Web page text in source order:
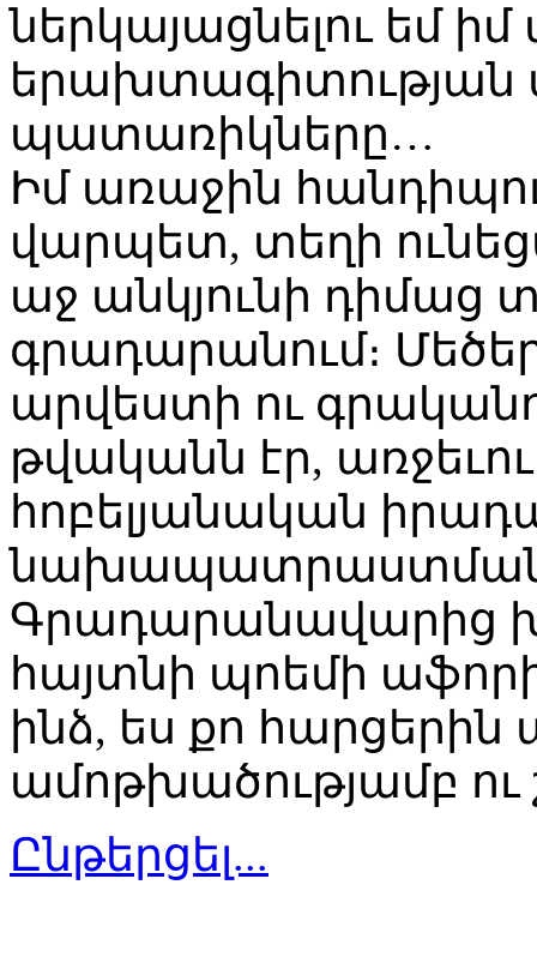
ներկայացնելու եմ
երախտագիտության
պատառիկները…
Իմ առաջին
վարպետ, տեղի
աջ անկյունի դիմաց
գրադարանում։
արվեստի ու
թվականն էր,
հոբելյանական
նախապատրաստման
Գրադարանավարից
հայտնի պոեմի
ինձ, ես քո
ամոթխածությամբ ու
Ընթերցել...